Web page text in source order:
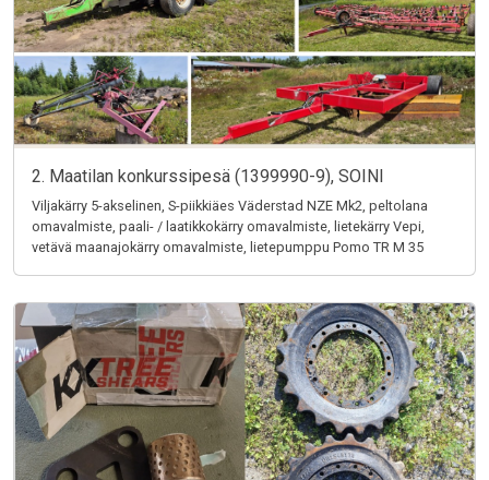
2. Maatilan konkurssipesä (1399990-9), SOINI
Viljakärry 5-akselinen, S-piikkiäes Väderstad NZE Mk2, peltolana
omavalmiste, paali- / laatikkokärry omavalmiste, lietekärry Vepi,
vetävä maanajokärry omavalmiste, lietepumppu Pomo TR M 35